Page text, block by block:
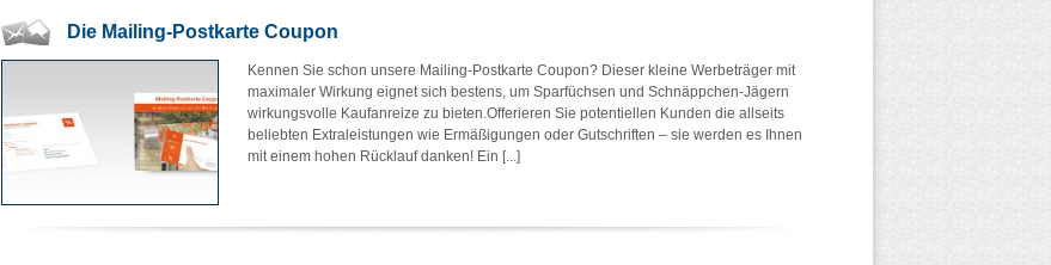
Die Mailing-Postkarte Coupon
Kennen Sie schon unsere Mailing-Postkarte Coupon? Dieser kleine Werbeträger mit
maximaler Wirkung eignet sich bestens, um Sparfüchsen und Schnäppchen-Jägern
wirkungsvolle Kaufanreize zu bieten.Offerieren Sie potentiellen Kunden die allseits
beliebten Extraleistungen wie Ermäßigungen oder Gutschriften – sie werden es Ihnen
mit einem hohen Rücklauf danken! Ein [...]